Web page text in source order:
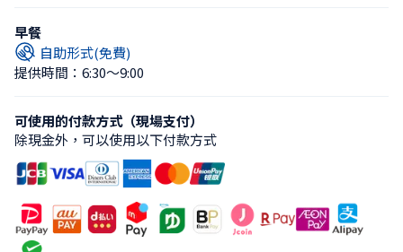
早餐
自助形式(免費)
提供時間：6:30〜9:00
可使用的付款方式（現場支付）
除現金外，可以使用以下付款方式